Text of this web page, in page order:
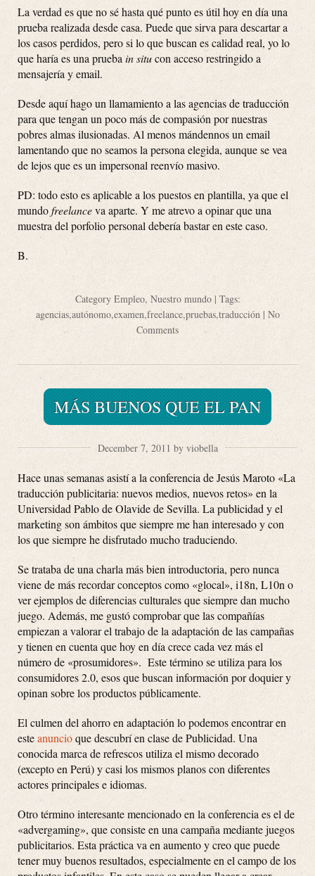
La verdad es que no sé hasta qué punto es útil hoy en día una
prueba realizada desde casa. Puede que sirva para descartar a
los casos perdidos, pero si lo que buscan es calidad real, yo lo
que haría es una prueba in situcon acceso restringido a
mensajería y email.
Desde aquí hago un llamamiento a las agencias de traducción
para que tengan un poco más de compasión por nuestras
pobres almas ilusionadas. Al menos mándennos un email
lamentando que no seamos la persona elegida, aunque se vea
de lejos que es un impersonal reenvío masivo.
PD: todo esto es aplicable a los puestos en plantilla, ya que el
mundofreelanceva aparte. Y me atrevo a opinar que una
muestra del porfolio personal debería bastar en este caso.
B.
Category Empleo, Nuestro mundo| Tags:
agencias,autónomo,examen,freelance,pruebas,traducción| No
Comments
MÁS BUENOS QUE EL PAN
December 7, 2011 by viobella
Hace unas semanas asistí a la conferencia de Jesús Maroto «La
traducción publicitaria: nuevos medios, nuevos retos» en la
Universidad Pablo de Olavide de Sevilla. La publicidad y el
marketing son ámbitos que siempre me han interesado y con
los que siempre he disfrutado mucho traduciendo.
Se trataba de una charla más bien introductoria, pero nunca
viene de más recordar conceptos como «glocal», i18n, L10n o
ver ejemplos de diferencias culturales que siempre dan mucho
juego. Además, me gustó comprobar que las compañías
empiezan a valorar el trabajo de la adaptación de las campañas
y tienen en cuenta que hoy en día crece cada vez más el
número de «prosumidores». Este término se utiliza para los
consumidores 2.0, esos que buscan información por doquier y
opinan sobre los productos públicamente.
El culmen del ahorro en adaptación lo podemos encontrar en
esteanuncioque descubrí en clase de Publicidad. Una
conocida marca de refrescos utiliza el mismo decorado
(excepto en Perú) y casi los mismos planos con diferentes
actores principales e idiomas.
Otro término interesante mencionado en la conferencia es el de
«advergaming», que consiste en una campaña mediante juegos
publicitarios. Esta práctica va en aumento y creo que puede
tener muy buenos resultados, especialmente en el campo de los